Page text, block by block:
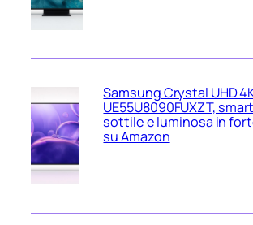
Samsung Crystal UHD
UE55U8090FUXZT,
sottile e luminosa in
su Amazon